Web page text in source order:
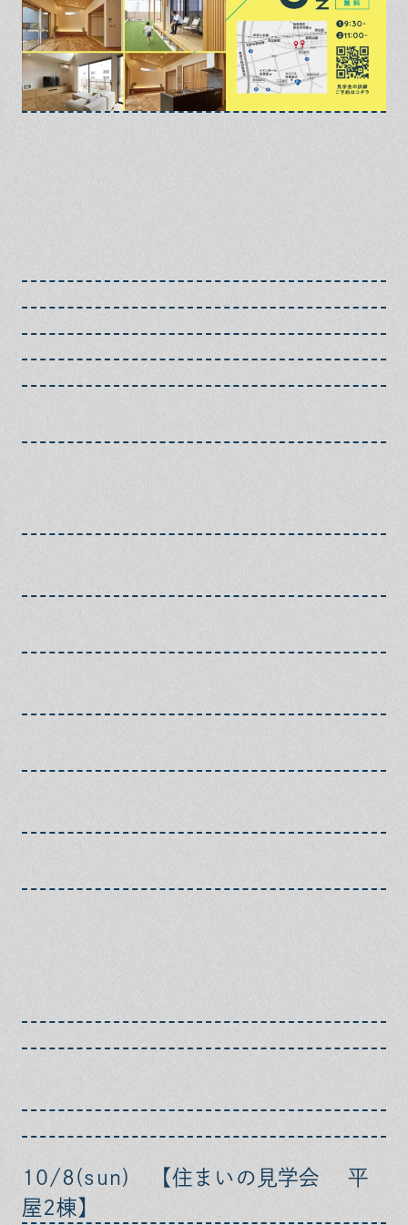
10/8(sun) 【住まいの見学会 平
屋2棟】